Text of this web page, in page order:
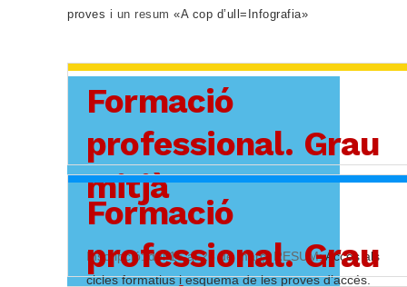
proves i un resum «A cop d’ull=Infografia»
Formació
professional. Grau
mitjà
Inscripció: del 16 al 26 de març. RESUM:Accés als
cicles formatius i esquema de les proves d’accés.
Formació
professional. Grau